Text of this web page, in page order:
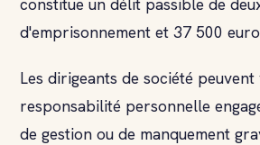
d'emprisonnement et 37 500
Les dirigeants de société
responsabilité personnelle
de gestion ou de manquement